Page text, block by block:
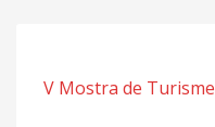
V Mostra de Turisme